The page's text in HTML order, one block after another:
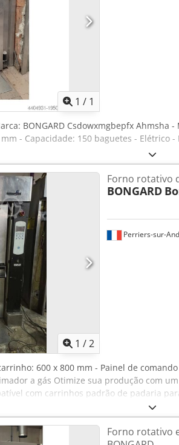
1 / 1
BONGARD Csdowxmgbepfx Ahmsha
- Capacidade: 150 baguetes - Elétrico
1 /2
Perriers-sur-
Forno rotativo
BONGARD
600 x 800 mm - Painel de
a gás Otimize sua produção com
com carrinhos padrão de padaria
processo de panificação. Capacidade
de pães com uma capacidade
a gás, oferecendoForno rotativo